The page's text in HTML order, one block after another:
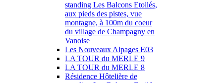
standing Les Balcons Etoilés,
aux pieds des pistes, vue
montagne, à 100m du coeur
du village de Champagny en
Vanoise
Les Nouveaux Alpages E03
LA TOUR du MERLE 9
LA TOUR du MERLE 8
Résidence Hôtelière de